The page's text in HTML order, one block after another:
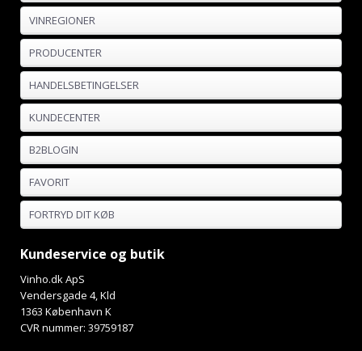
VINREGIONER
PRODUCENTER
HANDELSBETINGELSER
KUNDECENTER
B2BLOGIN
FAVORIT
FORTRYD DIT KØB
Kundeservice og butik
Vinho.dk ApS
Vendersgade 4, Kld
1363 København K
CVR nummer: 39759187